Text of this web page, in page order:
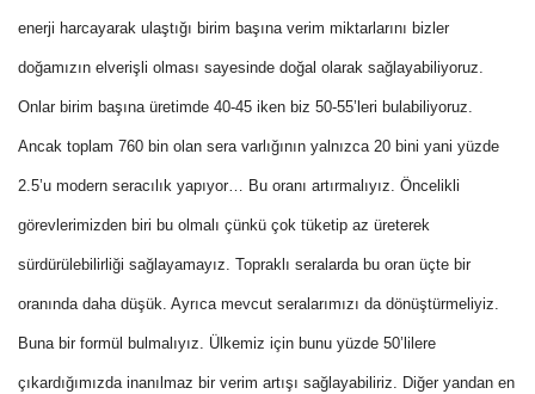
enerji harcayarak ulaştığı birim başına verim miktarlarını bizler
doğamızın elverişli olması sayesinde doğal olarak sağlayabiliyoruz.
Onlar birim başına üretimde 40-45 iken biz 50-55’leri bulabiliyoruz.
Ancak toplam 760 bin olan sera varlığının yalnızca 20 bini yani yüzde
2.5’u modern seracılık yapıyor… Bu oranı artırmalıyız. Öncelikli
görevlerimizden biri bu olmalı çünkü çok tüketip az üreterek
sürdürülebilirliği sağlayamayız. Topraklı seralarda bu oran üçte bir
oranında daha düşük. Ayrıca mevcut seralarımızı da dönüştürmeliyiz.
Buna bir formül bulmalıyız. Ülkemiz için bunu yüzde 50’lilere
çıkardığımızda inanılmaz bir verim artışı sağlayabiliriz. Diğer yandan en